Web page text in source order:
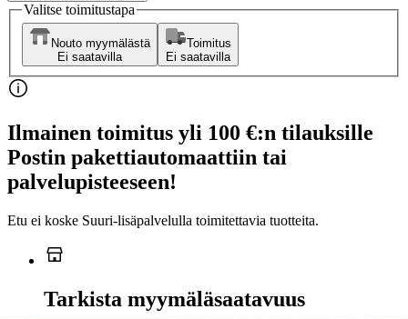
Valitse toimitustapa
Nouto myymälästä
Ei saatavilla
Toimitus
Ei saatavilla
Ilmainen toimitus yli 100 €:n tilauksille
Postin pakettiautomaattiin tai
palvelupisteeseen!
Etu ei koske Suuri‑lisäpalvelulla toimitettavia tuotteita.
Tarkista myymäläsaatavuus